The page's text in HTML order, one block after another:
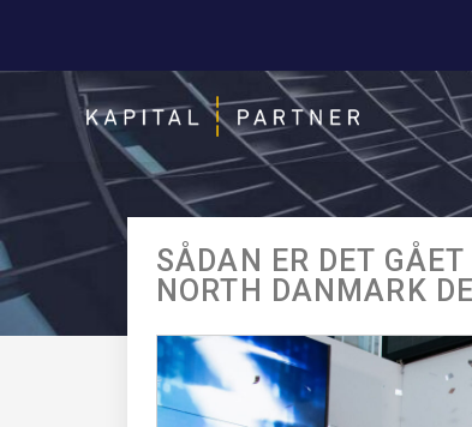
SÅDAN ER DET
NORTH DANMARK